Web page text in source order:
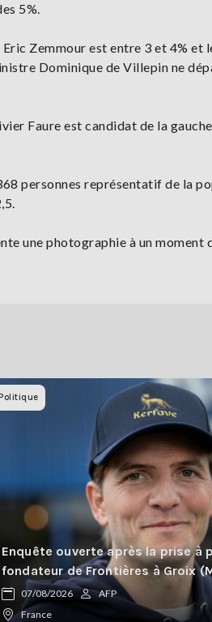
5%.
Zemmour est entre 3 et 4% et
Dominique de Villepin ne
Faure est candidat de la
personnes représentatif de la
une photographie à un moment
Politique
Enquête ouverte après la prise à
fondateur de Frontières à Groix
07/08/2026
AFP
France